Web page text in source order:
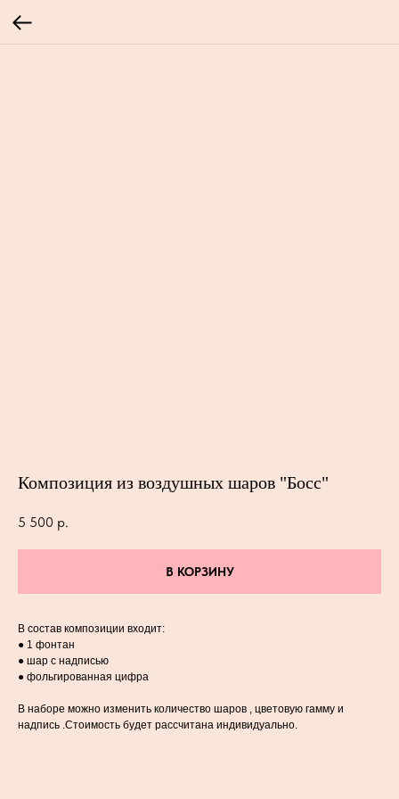
Композиция из воздушных шаров "Босс"
5 500 р.
В КОРЗИНУ
В состав композиции входит:
● 1 фонтан
● шар с надписью
● фольгированная цифра
В наборе можно изменить количество шаров , цветовую гамму и
надпись .Стоимость будет рассчитана индивидуально.